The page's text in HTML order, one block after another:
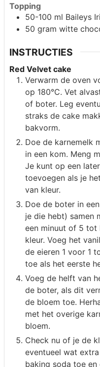
Topping
50-100 ml Baileys
50 gram witte
INSTRUCTIES
Red Velvet cake
Verwarm de oven
op 180°C. Vet
of boter. Leg
straks de cake
bakvorm.
Doe de karnemelk
in een kom. Meng
Je kunt op een
toevoegen als je
van kleur.
Doe de boter in
je die hebt) samen
een minuut of 5 tot
kleur. Voeg het
de eieren 1 voor 1
toe als het eerste
Voeg de helft van
de boter, als dit
de bloem toe.
met het overige
bloem.
Check nu of je de
eventueel wat
baking soda toe